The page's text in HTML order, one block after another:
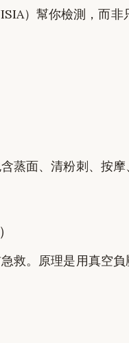
）幫你檢測，而非
蒸面、清粉刺、按摩
救。原理是用真空